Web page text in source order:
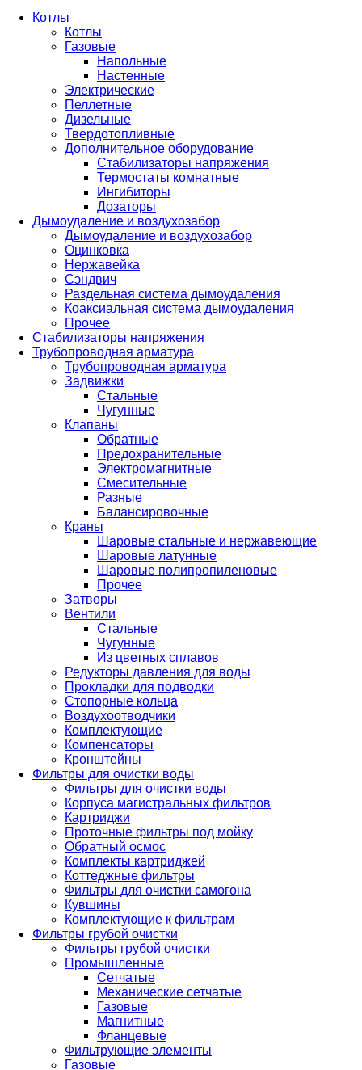
Котлы
Котлы
Газовые
Напольные
Настенные
Электрические
Пеллетные
Дизельные
Твердотопливные
Дополнительное оборудование
Стабилизаторы напряжения
Термостаты комнатные
Ингибиторы
Дозаторы
Дымоудаление и воздухозабор
Дымоудаление и воздухозабор
Оцинковка
Нержавейка
Сэндвич
Раздельная система дымоудаления
Коаксиальная система дымоудаления
Прочее
Стабилизаторы напряжения
Трубопроводная арматура
Трубопроводная арматура
Задвижки
Стальные
Чугунные
Клапаны
Обратные
Предохранительные
Электромагнитные
Смесительные
Разные
Балансировочные
Краны
Шаровые стальные и нержавеющие
Шаровые латунные
Шаровые полипропиленовые
Прочее
Затворы
Вентили
Стальные
Чугунные
Из цветных сплавов
Редукторы давления для воды
Прокладки для подводки
Стопорные кольца
Воздухоотводчики
Комплектующие
Компенсаторы
Кронштейны
Фильтры для очистки воды
Фильтры для очистки воды
Корпуса магистральных фильтров
Картриджи
Проточные фильтры под мойку
Обратный осмос
Комплекты картриджей
Коттеджные фильтры
Фильтры для очистки самогона
Кувшины
Комплектующие к фильтрам
Фильтры грубой очистки
Фильтры грубой очистки
Промышленные
Сетчатые
Механические сетчатые
Газовые
Магнитные
Фланцевые
Фильтрующие элементы
Газовые